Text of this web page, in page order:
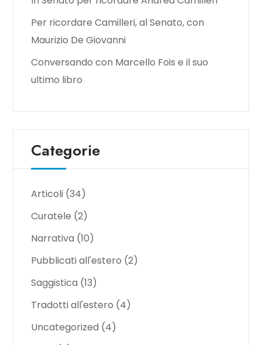
Per ricordare Camilleri, al Senato, con
Maurizio De Giovanni
Conversando con Marcello Fois e il suo
ultimo libro
Categorie
Articoli (34)
Curatele (2)
Narrativa (10)
Pubblicati all'estero (2)
Saggistica (13)
Tradotti all'estero (4)
Uncategorized (4)